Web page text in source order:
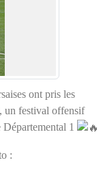
ont pris les
un festival offensif
1
: